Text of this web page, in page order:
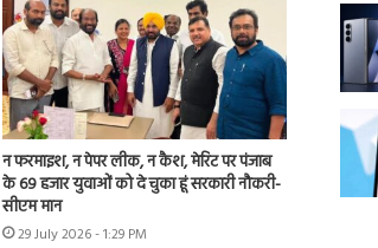
न फरमाइश, न पेपर लीक, न कैश, मेरिट पर पंजाब
के 69 हजार युवाओं को दे चुका हूं सरकारी नौकरी-
सीएम मान
29 July 2026 - 1:29 PM